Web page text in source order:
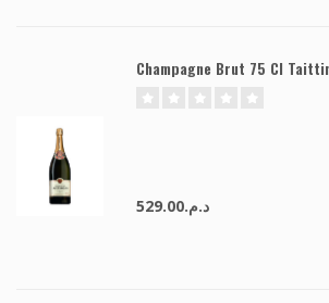
Champagne Brut 75 Cl
د.م.529.00